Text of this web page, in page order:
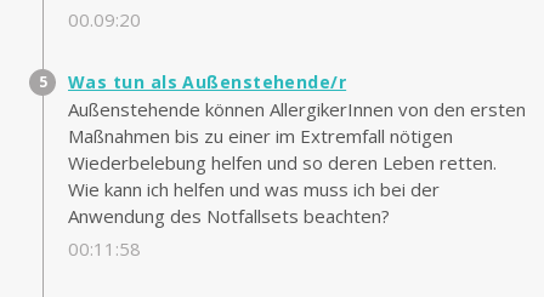
00.09:20
Was tun als Außenstehende/r
Außenstehende können AllergikerInnen von den ersten
Maßnahmen bis zu einer im Extremfall nötigen
Wiederbelebung helfen und so deren Leben retten.
Wie kann ich helfen und was muss ich bei der
Anwendung des Notfallsets beachten?
00:11:58